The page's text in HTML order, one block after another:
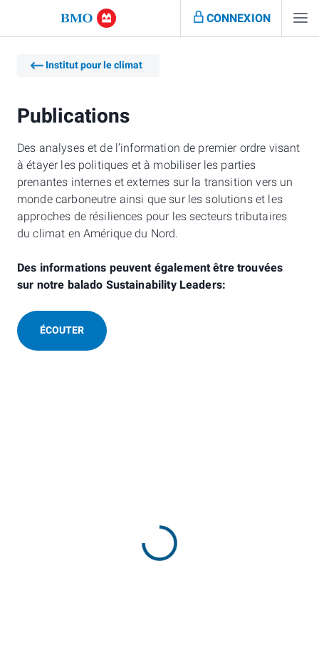
CONNEXION
Institut pour le climat
Publications
Des analyses et de l’information de premier ordre visant
à étayer les politiques et à mobiliser les parties
prenantes internes et externes sur la transition vers un
monde carboneutre ainsi que sur les solutions et les
approches de résiliences pour les secteurs tributaires
du climat en Amérique du Nord.
Des informations peuvent également être trouvées
sur notre balado Sustainability Leaders:
ÉCOUTER